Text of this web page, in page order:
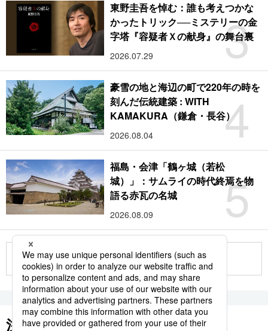
3
東野圭吾を悼む：誰も考えつかな
かったトリック──ミステリーの金
字塔『容疑者Ｘの献身』の舞台裏
2026.07.29
4
豪雪の地と海辺の町で220年の時を
刻んだ伝統建築 : WITH
KAMAKURA（鎌倉・長谷）
2026.08.04
5
福島・会津「鶴ヶ城（若松
城）」：サムライの時代終焉を物
語る赤瓦の名城
2026.08.09
もっと見る
注目のキーワード